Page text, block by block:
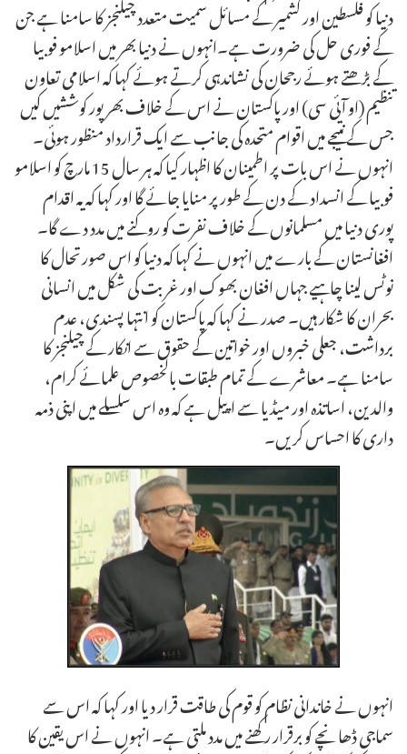
دنیا کو فلسطین اور کشمیر کے مسائل سمیت متعدد چیلنجز کا سامنا ہے جن
کے فوری حل کی ضرورت ہے۔انہوں نے دنیا بھر میں اسلامو فوبیا
کے بڑھتے ہوئے رجحان کی نشاندہی کرتے ہوئے کہا کہ اسلامی تعاون
تنظیم (او آئی سی) اور پاکستان نے اس کے خلاف بھرپور کوششیں کیں
جس کے نتیجے میں اقوام متحدہ کی جانب سے ایک قرارداد منظور ہوئی۔
انہوں نے اس بات پر اطمینان کا اظہار کیا کہ ہر سال 15 مارچ کو اسلامو
فوبیا کے انسداد کے دن کے طور پر منایا جائے گا اور کہا کہ یہ اقدام
پوری دنیا میں مسلمانوں کے خلاف نفرت کو روکنے میں مدد دے گا۔
افغانستان کے بارے میں انہوں نے کہا کہ دنیا کو اس صورتحال کا
نوٹس لینا چاہیے جہاں افغان بھوک اور غربت کی شکل میں انسانی
بحران کا شکار ہیں۔ صدر نے کہا کہ پاکستان کو انتہا پسندی، عدم
برداشت، جعلی خبروں اور خواتین کے حقوق سے انکار کے چیلنجز کا
سامنا ہے۔ معاشرے کے تمام طبقات بالخصوص علمائے کرام،
والدین، اساتذہ اور میڈیا سے اپیل ہے کہ وہ اس سلسلے میں اپنی ذمہ
داری کا احساس کریں۔
انہوں نے خاندانی نظام کو قوم کی طاقت قرار دیا اور کہا کہ اس سے
سماجی ڈھانچے کو برقرار رکھنے میں مدد ملتی ہے۔ انہوں نے اس یقین کا